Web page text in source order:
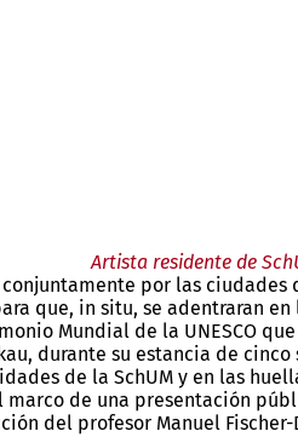
Artista residente de
por las ciudades
que, in situ, se adentraran
Mundial de la UNESCO
durante su estancia de
de la SchUM y en las
marco de una presentación
del profesor Manuel